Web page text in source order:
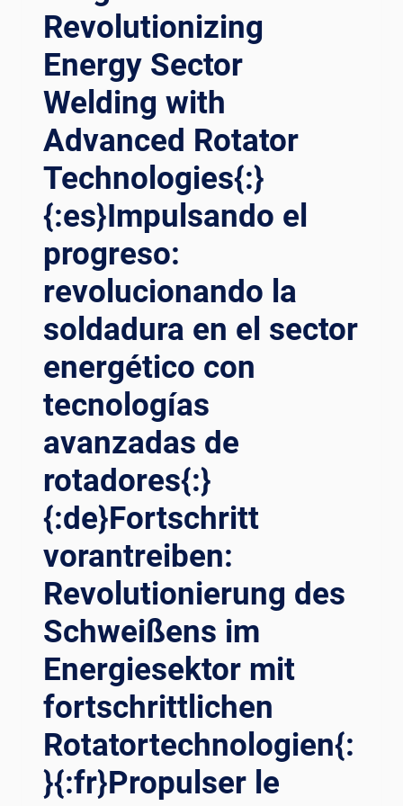
LA
SOLDADURA
DE
TORRES
EÓLICAS:
AVANCES
EN
TECNOLOGÍA
ROTORES
SOLDADURA{:}
{:DE}REVOLUTIONIERUNG
DES
WINDTURMSCHWEISSENS: F
N D
ER S
CHWEISSROTATORTECHNOLOGIE{:}{:
FR}RÉVOLUTIONNER LE
SO
UDAGE DE
S TO
URS ÉO
LIENNES : PR
OGRÈS DA
CHNOLOGIE DE
S RO
TATEURS DE
SO
UDAGE{:}{:
RU}РЕ
ВОЛЮЦИЯ В
АРКЕ ВЕ
ТРЯНЫХ БА
Revolutionizing
Energy Sector
Welding with
Advanced Rotator
Technologies{:}
{:es}Impulsando el
progreso:
revolucionando la
soldadura en el sector
energético con
tecnologías
avanzadas de
rotadores{:}
{:de}Fortschritt
vorantreiben:
Revolutionierung des
Schweißens im
Energiesektor mit
fortschrittlichen
Rotatortechnologien{:
}{:fr}Propulser le